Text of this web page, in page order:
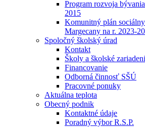
Program rozvoja
2015
Komunitný plán
Margecany na r. 2023-
Spoločný školský úrad
Kontakt
Školy a školské
Financovanie
Odborná činnosť SŠÚ
Pracovné ponuky
Aktuálna teplota
Obecný podnik
Kontaktné údaje
Poradný výbor R.S.P.